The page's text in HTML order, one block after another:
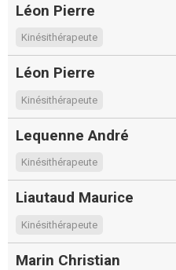
Léon Pierre
Kinésithérapeute
Léon Pierre
Kinésithérapeute
Lequenne André
Kinésithérapeute
Liautaud Maurice
Kinésithérapeute
Marin Christian